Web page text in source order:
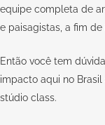
equipe completa de
e paisagistas, a fim
Então você tem
impacto aqui no
stúdio class.